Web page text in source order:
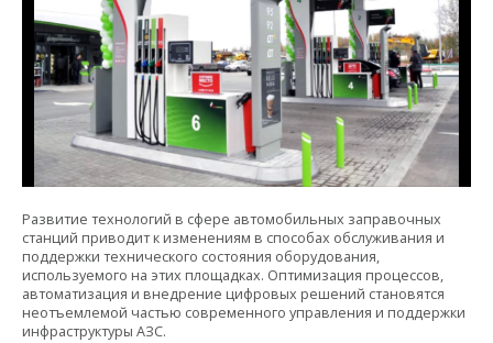
Развитие технологий в сфере автомобильных заправочных
станций приводит к изменениям в способах обслуживания и
поддержки технического состояния оборудования,
используемого на этих площадках. Оптимизация процессов,
автоматизация и внедрение цифровых решений становятся
неотъемлемой частью современного управления и поддержки
инфраструктуры АЗС.